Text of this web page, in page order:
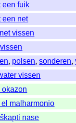
een fuik
een net
vissen
vissen
, polsen,sonderen,
vissen
okazon
malharmonio
nase